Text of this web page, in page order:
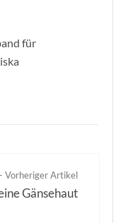
für
- Vorheriger Artikel
Gänsehaut